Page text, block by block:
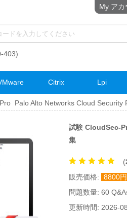
403)
Citrix Lpi
Palo Alto Networks Cloud Security
試験 CloudSec-
集
(
販売価格:
8800円
問題数量: 60
更新時間: 2026-
My アカ